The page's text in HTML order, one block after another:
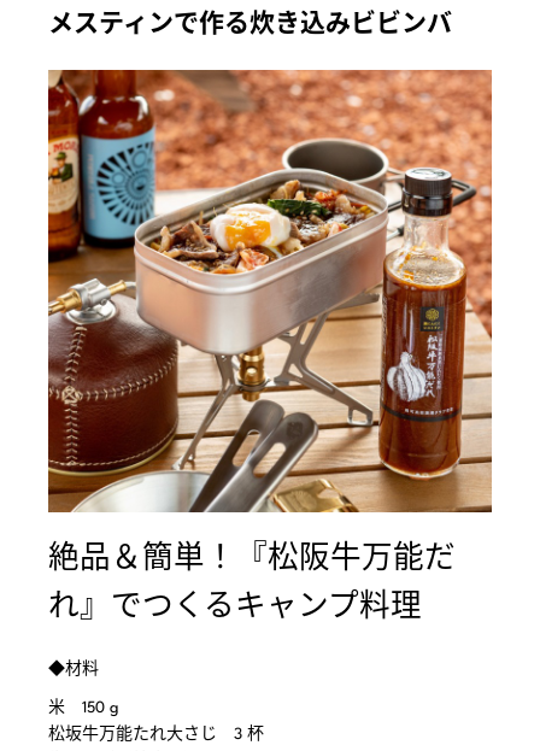
メスティンで作る炊き込みビビンバ
絶品＆簡単！『松阪牛万能だ
れ』でつくるキャンプ料理
◆材料
米 150 g
松坂牛万能たれ大さじ 3 杯